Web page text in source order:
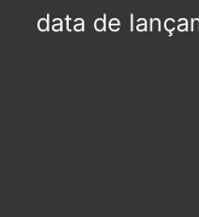
data de